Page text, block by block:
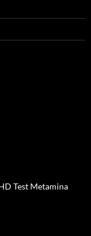
Test Metamina